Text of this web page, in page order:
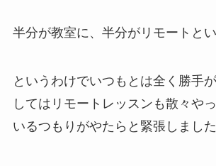
半分が教室に、半分がリモートとい
というわけでいつもとは全く勝手
してはリモートレッスンも散々や
いるつもりがやたらと緊張しました